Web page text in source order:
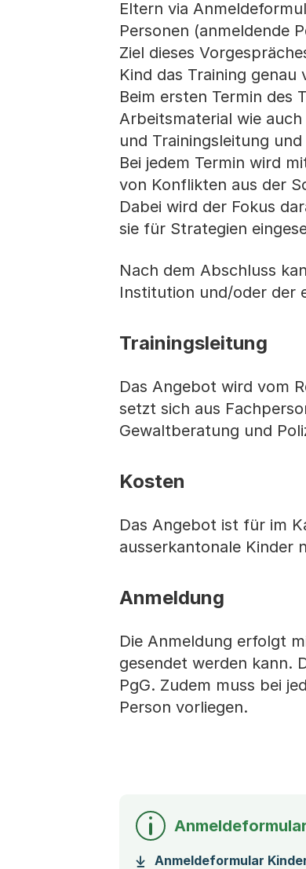
Eltern via
Personen (anmeldende
Ziel dieses
Kind das Training
Beim ersten Termin des
Arbeitsmaterial wie
und Trainingsleitung
Bei jedem Termin wird
von Konflikten aus der
Dabei wird der Fokus
sie für Strategien
Nach dem Abschluss
Institution und/oder der
Trainingsleitung
Das Angebot wird vom
setzt sich aus
Gewaltberatung und
Kosten
Das Angebot ist für im
ausserkantonale Kinder
Anmeldung
Die Anmeldung erfolgt
gesendet werden kann.
PgG. Zudem muss bei
Person vorliegen.
Anmeldeformular